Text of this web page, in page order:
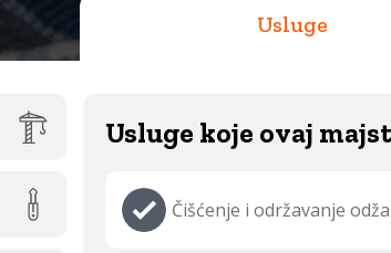
Usluge
Usluge koje ovaj
Čišćenje i održavanje